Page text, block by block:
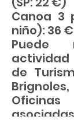
Canoa 3
niño): 36
Puede
de